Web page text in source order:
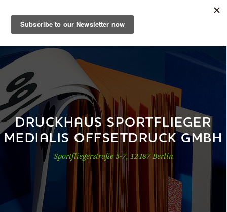
Musterbuch
Shop
Papiere
Wissen
DRUCKHAUS SPORTFLIEGER
MEDIALIS OFFSETDRUCK GMBH
Sportfliegerstraße 5-7, 12487 Berlin